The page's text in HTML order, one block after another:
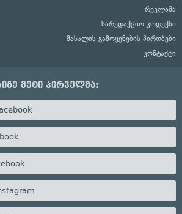
რეკლამა
სარედაქციო კოდექსი
მასალის გამოყენების პირობები
კონტაქტი
მეტი პირველმა: